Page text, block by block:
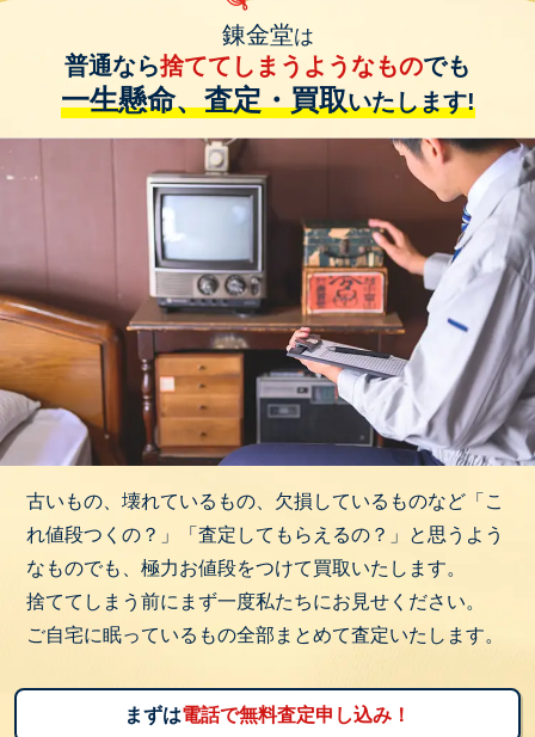
錬金堂は
普通なら捨ててしまうようなものでも
一生懸命、査定・買取いたします!
古いもの、壊れているもの、欠損しているものなど「こ
れ値段つくの？」「査定してもらえるの？」と思うよう
なものでも、極力お値段をつけて買取いたします。
捨ててしまう前にまず一度私たちにお見せください。
ご自宅に眠っているもの全部まとめて査定いたします。
まずは電話で無料査定申し込み！